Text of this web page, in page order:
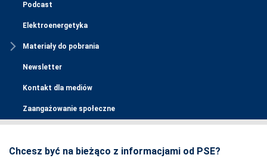
Podcast
Elektroenergetyka
Materiały do pobrania
Newsletter
Kontakt dla mediów
Zaangażowanie społeczne
Chcesz być na bieżąco z informacjami od PSE?